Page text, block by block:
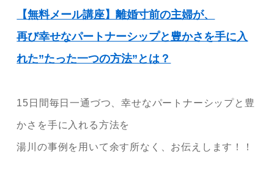
【無料メール講座】離婚寸前の主婦が、
再び幸せなパートナーシップと豊かさを手に入
れた”たった一つの方法”とは？
15日間毎日一通づつ、幸せなパートナーシップと豊
かさを手に入れる方法を
湯川の事例を用いて余す所なく、お伝えします！！